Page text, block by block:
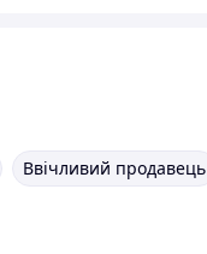
Ввічливий продавець